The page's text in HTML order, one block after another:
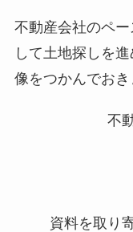
不動産会社のペ
して土地探しを
像をつかんでおき
不
資料を取り